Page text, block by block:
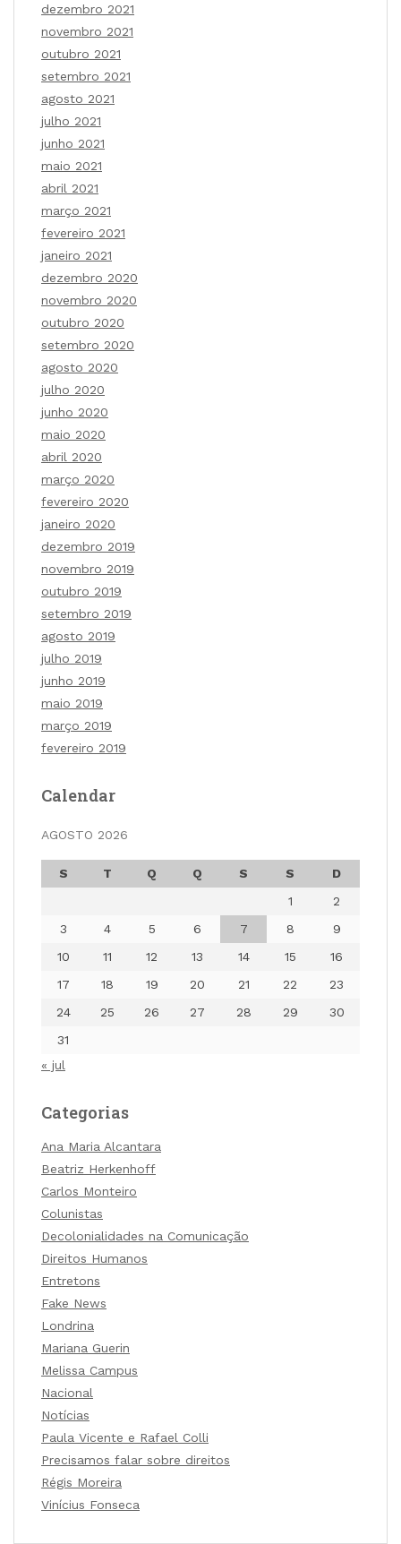
dezembro 2021
novembro 2021
outubro 2021
setembro 2021
agosto 2021
julho 2021
junho 2021
maio 2021
abril 2021
março 2021
fevereiro 2021
janeiro 2021
dezembro 2020
novembro 2020
outubro 2020
setembro 2020
agosto 2020
julho 2020
junho 2020
maio 2020
abril 2020
março 2020
fevereiro 2020
janeiro 2020
dezembro 2019
novembro 2019
outubro 2019
setembro 2019
agosto 2019
julho 2019
junho 2019
maio 2019
março 2019
fevereiro 2019
Calendar
AGOSTO 2026
S T Q Q S S
D
1
2
3
4 5 6 7 8
9
10
11 12 13 14 15
16
17
18 19 20 21 22
23
24
25 26 27 28 29
30
31
« jul
Categorias
Ana Maria Alcantara
Beatriz Herkenhoff
Carlos Monteiro
Colunistas
Decolonialidades na Comunicação
Direitos Humanos
Entretons
Fake News
Londrina
Mariana Guerin
Melissa Campus
Nacional
Notícias
Paula Vicente e Rafael Colli
Precisamos falar sobre direitos
Régis Moreira
Vinícius Fonseca